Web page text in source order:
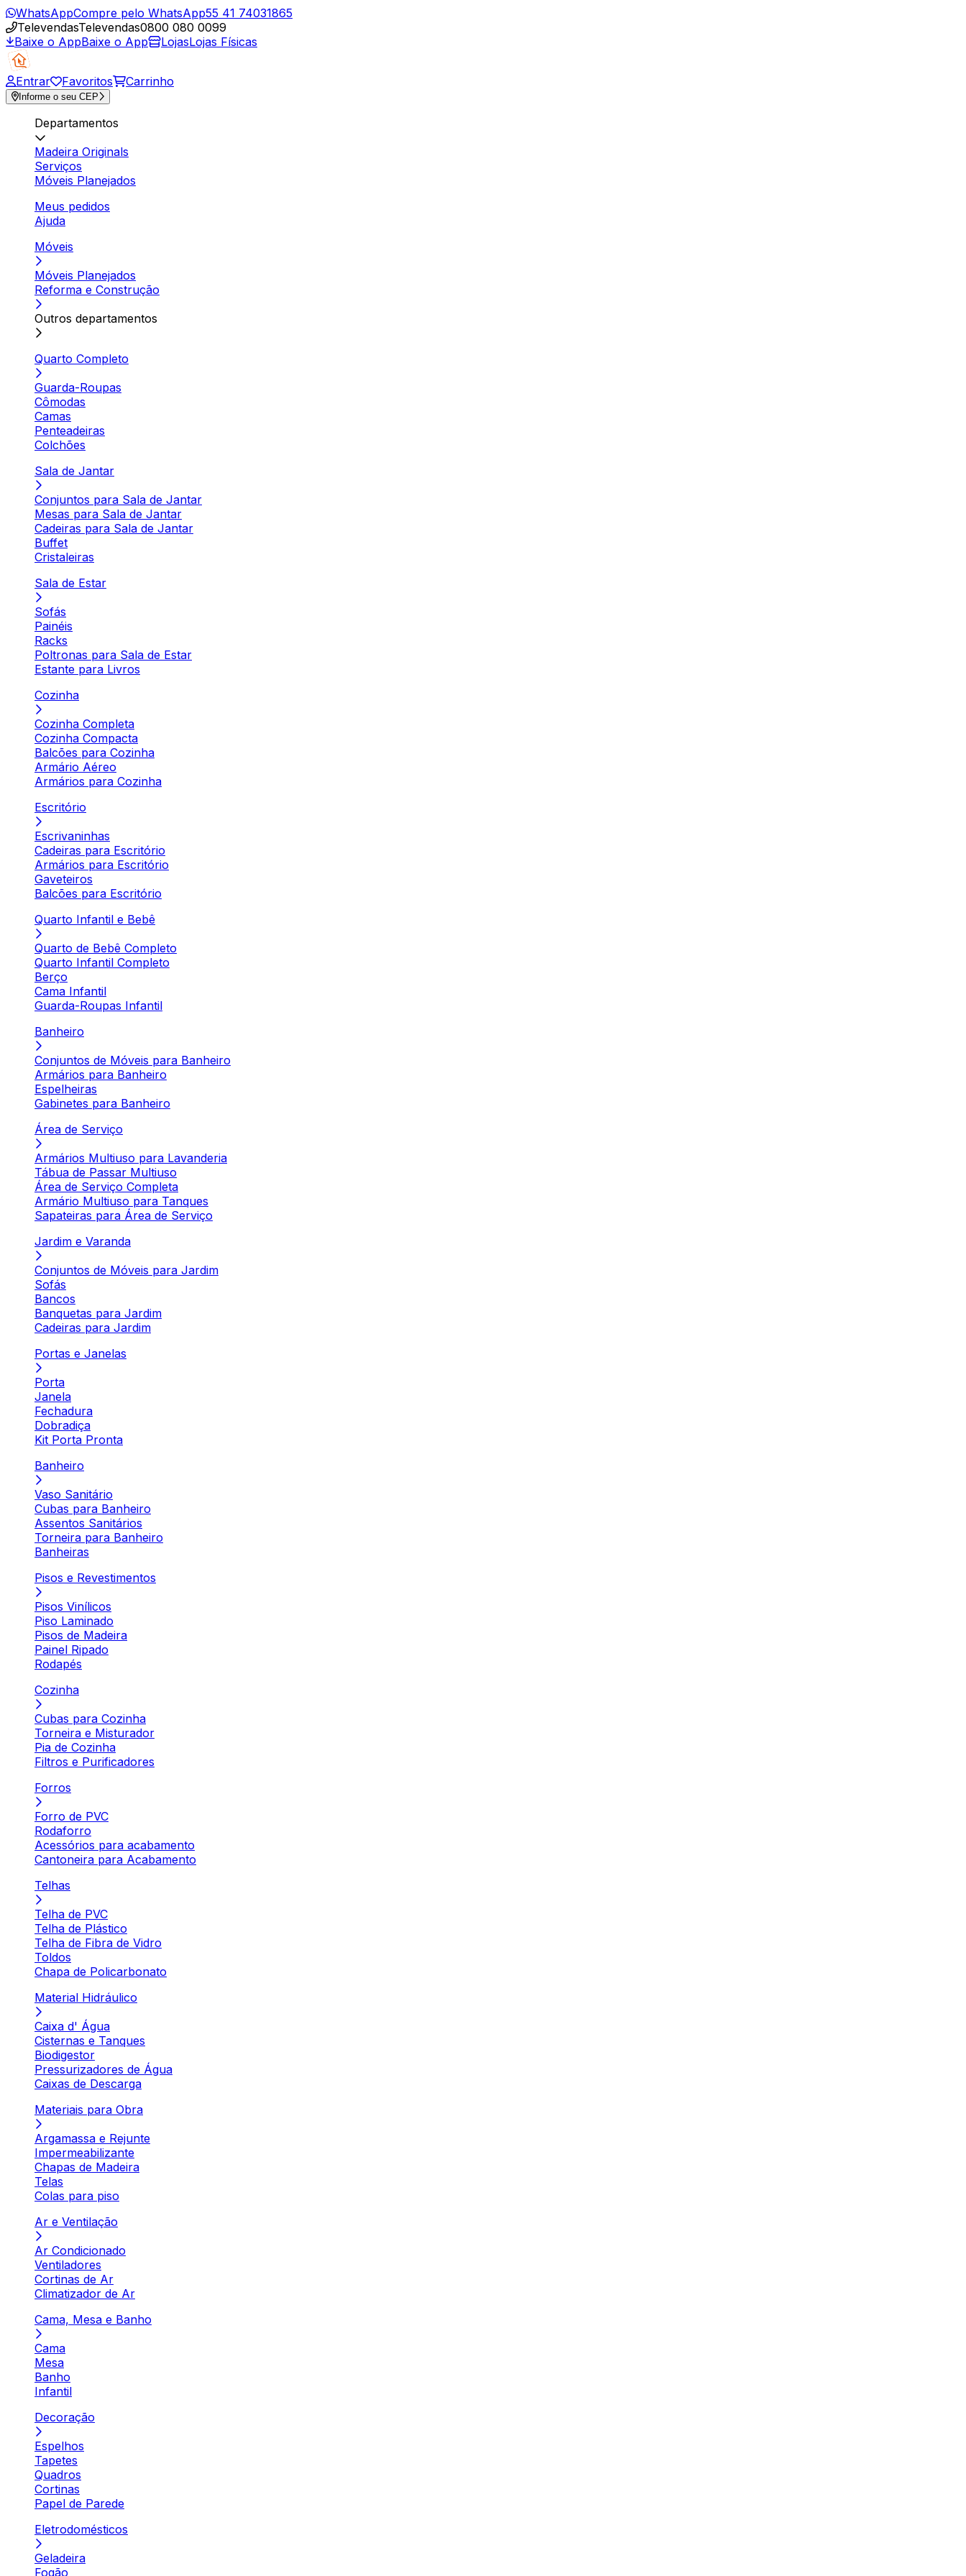
WhatsAppCompre pelo WhatsApp55 41 74031865
TelevendasTelevendas0800 080 0099
Baixe o AppBaixe o App LojasLojas Físicas
Entrar Favoritos Carrinho
Informe o seu CEP
Departamentos
Madeira Originals
Serviços
Móveis Planejados
Meus pedidos
Ajuda
Móveis
Móveis Planejados
Reforma e Construção
Outros departamentos
Quarto Completo
Guarda-Roupas
Cômodas
Camas
Penteadeiras
Colchões
Sala de Jantar
Conjuntos para Sala de Jantar
Mesas para Sala de Jantar
Cadeiras para Sala de Jantar
Buffet
Cristaleiras
Sala de Estar
Sofás
Painéis
Racks
Poltronas para Sala de Estar
Estante para Livros
Cozinha
Cozinha Completa
Cozinha Compacta
Balcões para Cozinha
Armário Aéreo
Armários para Cozinha
Escritório
Escrivaninhas
Cadeiras para Escritório
Armários para Escritório
Gaveteiros
Balcões para Escritório
Quarto Infantil e Bebê
Quarto de Bebê Completo
Quarto Infantil Completo
Berço
Cama Infantil
Guarda-Roupas Infantil
Banheiro
Conjuntos de Móveis para Banheiro
Armários para Banheiro
Espelheiras
Gabinetes para Banheiro
Área de Serviço
Armários Multiuso para Lavanderia
Tábua de Passar Multiuso
Área de Serviço Completa
Armário Multiuso para Tanques
Sapateiras para Área de Serviço
Jardim e Varanda
Conjuntos de Móveis para Jardim
Sofás
Bancos
Banquetas para Jardim
Cadeiras para Jardim
Portas e Janelas
Porta
Janela
Fechadura
Dobradiça
Kit Porta Pronta
Banheiro
Vaso Sanitário
Cubas para Banheiro
Assentos Sanitários
Torneira para Banheiro
Banheiras
Pisos e Revestimentos
Pisos Vinílicos
Piso Laminado
Pisos de Madeira
Painel Ripado
Rodapés
Cozinha
Cubas para Cozinha
Torneira e Misturador
Pia de Cozinha
Filtros e Purificadores
Forros
Forro de PVC
Rodaforro
Acessórios para acabamento
Cantoneira para Acabamento
Telhas
Telha de PVC
Telha de Plástico
Telha de Fibra de Vidro
Toldos
Chapa de Policarbonato
Material Hidráulico
Caixa d' Água
Cisternas e Tanques
Biodigestor
Pressurizadores de Água
Caixas de Descarga
Materiais para Obra
Argamassa e Rejunte
Impermeabilizante
Chapas de Madeira
Telas
Colas para piso
Ar e Ventilação
Ar Condicionado
Ventiladores
Cortinas de Ar
Climatizador de Ar
Cama, Mesa e Banho
Cama
Mesa
Banho
Infantil
Decoração
Espelhos
Tapetes
Quadros
Cortinas
Papel de Parede
Eletrodomésticos
Geladeira
Fogão